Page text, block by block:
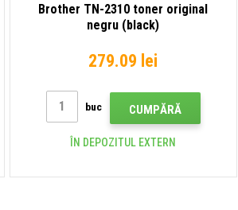
Brother TN-2310 toner original
negru (black)
279.09 lei
buc CUMPĂRĂ
ÎN DEPOZITUL EXTERN